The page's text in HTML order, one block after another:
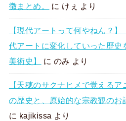
徴まとめ。
に けぇ より
【現代アートって何やねん？
代アートに変化していった歴史
美術史】
に のみ より
【天穂のサクナヒメで覚える
の歴史と、原始的な宗教観のお
に kajikissa より